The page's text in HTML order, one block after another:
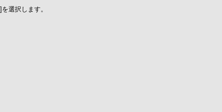
選択します。